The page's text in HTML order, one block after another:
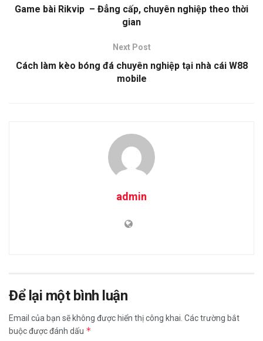
Game bài Rikvip – Đẳng cấp, chuyên nghiệp theo thời
gian
Next Post
Cách làm kèo bóng đá chuyên nghiệp tại nhà cái W88
mobile
admin
Để lại một bình luận
Email của bạn sẽ không được hiển thị công khai. Các trường bắt
buộc được đánh dấu *